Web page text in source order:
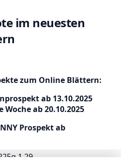
im neuesten
zum Online Blättern:
ab 13.10.2025
ab 20.10.2025
Prospekt ab
1,29